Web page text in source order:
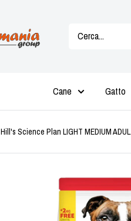
Cane Gatto
Hill's Science Plan LIGHT MEDIUM ADUL...